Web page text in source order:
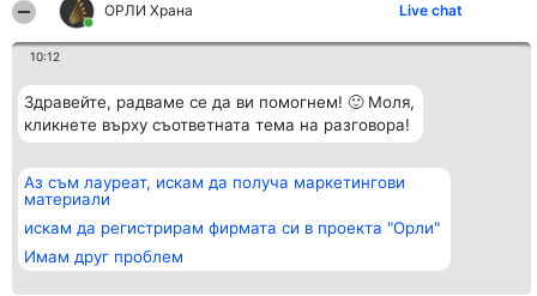
ОРЛИ Храна Live chat
10:12
Здравейте, радваме се да ви помогнем! 🙂 Моля,
кликнете върху съответната тема на разговора!
Аз съм лауреат, искам да получа маркетингови
материали
искам да регистрирам фирмата си в проекта "Орли"
Имам друг проблем
Организатор на
класиране
Beautiful Company S.R.L.
Sus Nr. 2, Bl. A30, Sc. A, Et.
4, Ap. 13
CUI 36737675
Класация
Победители
Списък на
всички
победители
Политика за
Контакти
Контакти